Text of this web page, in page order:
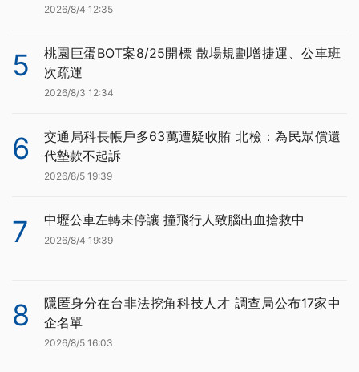
2026/8/4 12:35
5
桃園巨蛋BOT案8/25開標 散場規劃增捷運、公車班
次疏運
2026/8/3 12:34
6
交通局科長帳戶多63萬遭疑收賄 北檢：為民眾償還
代墊款不起訴
2026/8/5 19:39
7 中壢公車左轉未停讓 撞飛行人致腦出血搶救中
2026/8/4 19:39
8
隱匿身分在台非法挖角科技人才 調查局公布17家中
企名單
2026/8/5 16:03